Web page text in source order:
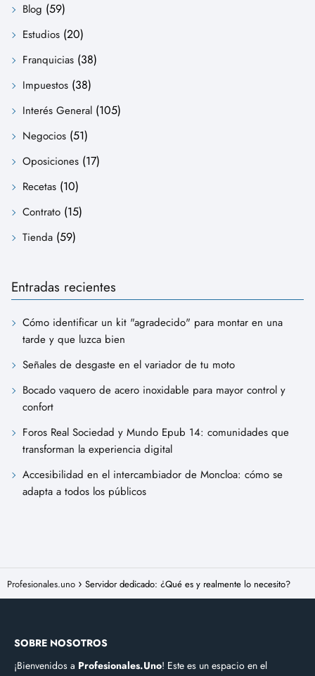
Blog (59)
Estudios (20)
Franquicias (38)
Impuestos (38)
Interés General (105)
Negocios (51)
Oposiciones (17)
Recetas (10)
Contrato (15)
Tienda (59)
Entradas recientes
Cómo identificar un kit "agradecido" para montar en una
tarde y que luzca bien
Señales de desgaste en el variador de tu moto
Bocado vaquero de acero inoxidable para mayor control y
confort
Foros Real Sociedad y Mundo Epub 14: comunidades que
transforman la experiencia digital
Accesibilidad en el intercambiador de Moncloa: cómo se
adapta a todos los públicos
Profesionales.uno Servidor dedicado: ¿Qué es y realmente lo necesito?
SOBRE NOSOTROS
¡Bienvenidos a Profesionales.Uno! Este es un espacio en el